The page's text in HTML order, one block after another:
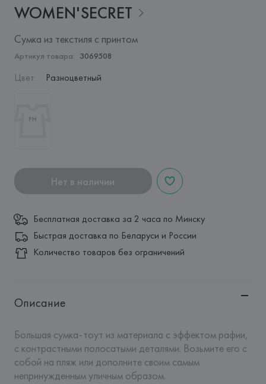
WOMEN'SECRET
Сумка из текстиля с принтом
Артикул товара: 3069508
Цвет: Разноцветный
Нет в наличии
Бесплатная доставка за 2 часа по Минску
Быстрая доставка по Беларуси и России
Количество товаров без ограничений
Описание
Большая сумка-тоут из материала с эффектом рафии,
с контрастными полосатыми деталями. Возьмите его с
собой на пляж или дополните своим самым
непринужденным уличным образом.